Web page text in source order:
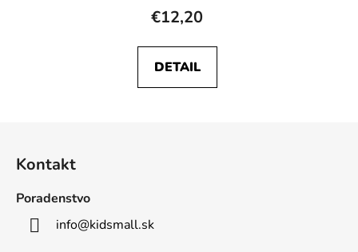
€12,20
DETAIL
Kontakt
Poradenstvo
info@kidsmall.sk